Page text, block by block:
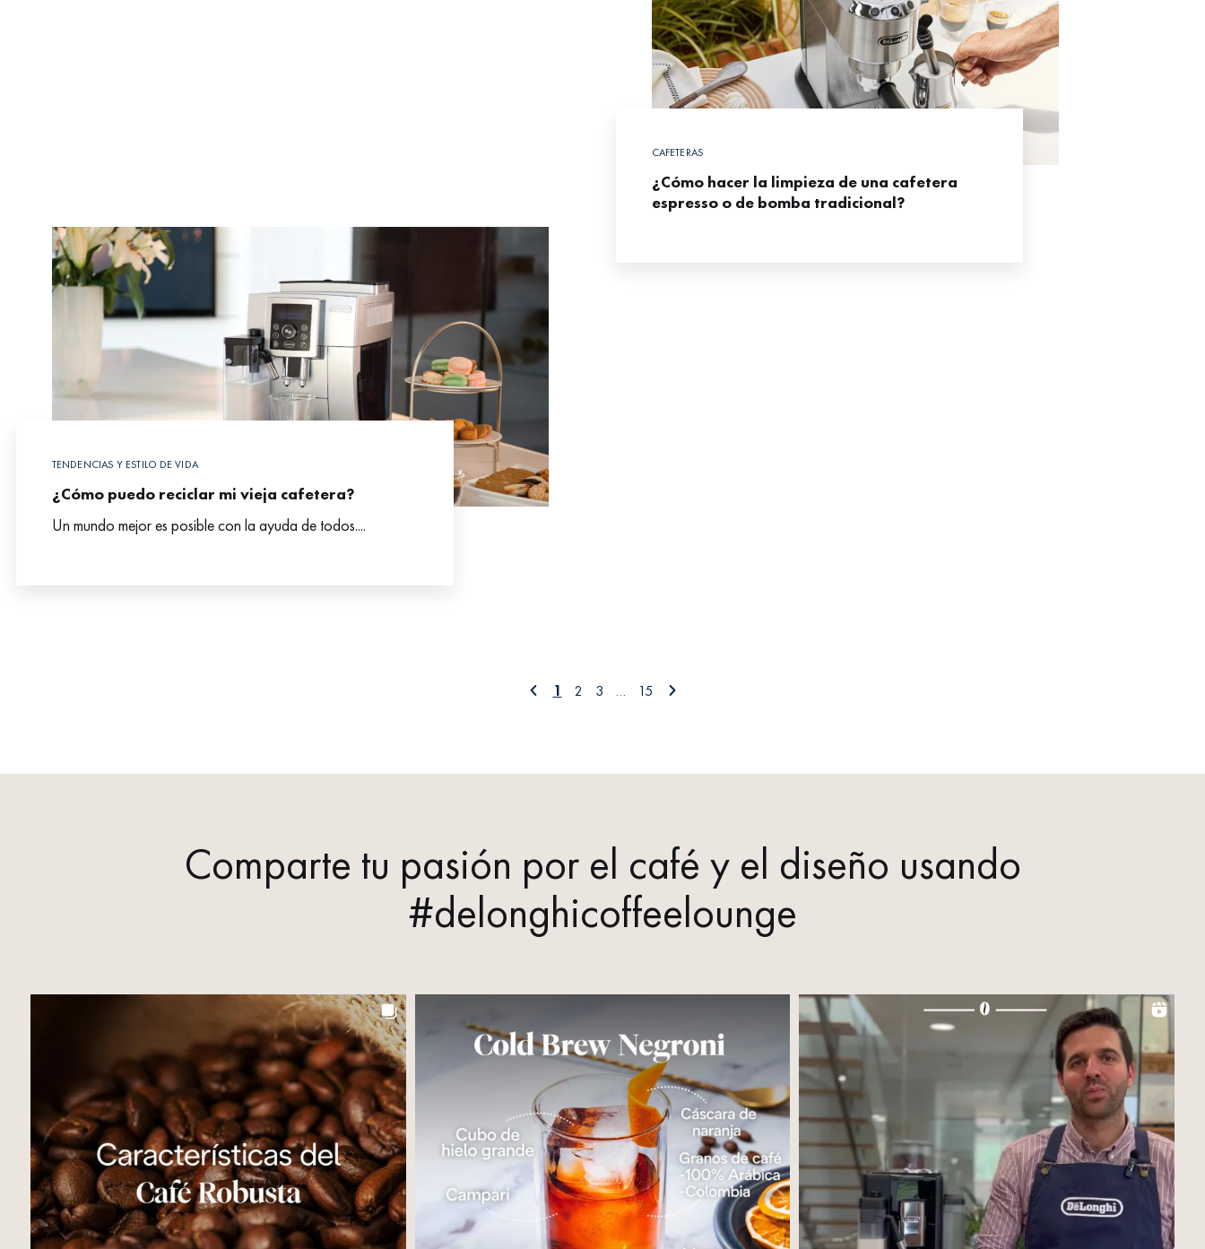
CAFETERAS
¿Cómo hacer la limpieza de una cafetera
espresso o de bomba tradicional?
TENDENCIAS Y ESTILO DE VIDA
¿Cómo puedo reciclar mi vieja cafetera?
Un mundo mejor es posible con la ayuda de todos....
1 2 3 … 15
Comparte tu pasión por el café y el diseño usando
#delonghicoffeelounge